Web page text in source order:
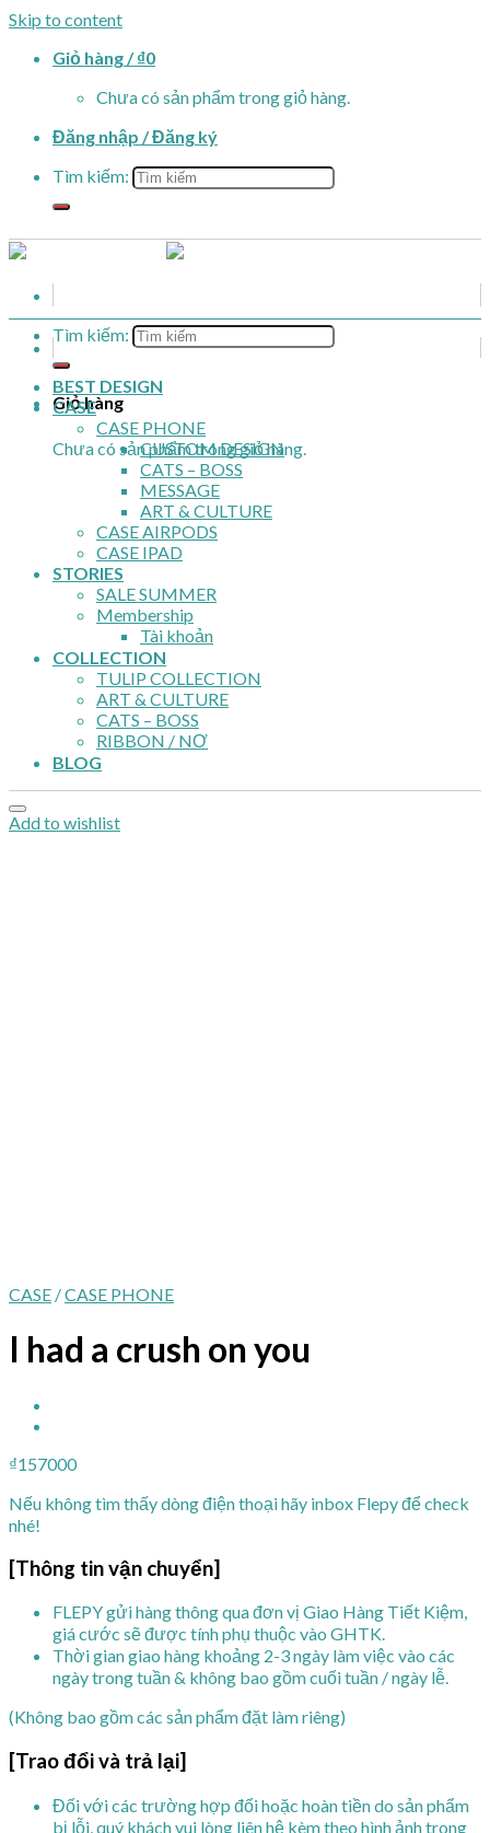
Skip to content
Giỏ hàng /₫0
Chưa có sản phẩm trong giỏ hàng.
Đăng nhập / Đăng ký
Tìm kiếm:
Tìm kiếm:
Giỏ hàng
Chưa có sản phẩm trong giỏ hàng.
BEST DESIGN
CASE
CASE PHONE
CUSTOM DESIGN
CATS – BOSS
MESSAGE
ART & CULTURE
CASE AIRPODS
CASE IPAD
STORIES
SALE SUMMER
Membership
Tài khoản
COLLECTION
TULIP COLLECTION
ART & CULTURE
CATS – BOSS
RIBBON / NƠ
BLOG
Add to wishlist
CASE /CASE PHONE
I had a crush on you
₫157000
Nếu không tìm thấy dòng điện thoại hãy inbox Flepy để check
nhé!
[Thông tin vận chuyển]
FLEPY gửi hàng thông qua đơn vị Giao Hàng Tiết Kiệm,
giá cước sẽ được tính phụ thuộc vào GHTK.
Thời gian giao hàng khoảng 2-3 ngày làm việc vào các
ngày trong tuần & không bao gồm cuối tuần / ngày lễ.
(Không bao gồm các sản phẩm đặt làm riêng)
[Trao đổi và trả lại]
Đối với các trường hợp đổi hoặc hoàn tiền do sản phẩm
bị lỗi, quý khách vui lòng liên hệ kèm theo hình ảnh trong